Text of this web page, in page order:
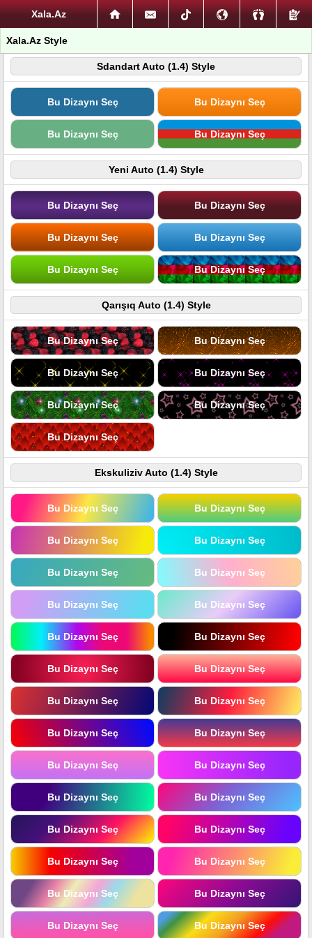
Xala.Az
Xala.Az Style
Sdandart Auto (1.4) Style
Bu Dizaynı Seç Bu Dizaynı Seç
Bu Dizaynı Seç Bu Dizaynı Seç
Yeni Auto (1.4) Style
Bu Dizaynı Seç Bu Dizaynı Seç
Bu Dizaynı Seç Bu Dizaynı Seç
Bu Dizaynı Seç Bu Dizaynı Seç
Qarışıq Auto (1.4) Style
Bu Dizaynı Seç Bu Dizaynı Seç
Bu Dizaynı Seç Bu Dizaynı Seç
Bu Dizaynı Seç Bu Dizaynı Seç
Bu Dizaynı Seç
Ekskuliziv Auto (1.4) Style
Bu Dizaynı Seç Bu Dizaynı Seç
Bu Dizaynı Seç Bu Dizaynı Seç
Bu Dizaynı Seç Bu Dizaynı Seç
Bu Dizaynı Seç Bu Dizaynı Seç
Bu Dizaynı Seç Bu Dizaynı Seç
Bu Dizaynı Seç Bu Dizaynı Seç
Bu Dizaynı Seç Bu Dizaynı Seç
Bu Dizaynı Seç Bu Dizaynı Seç
Bu Dizaynı Seç Bu Dizaynı Seç
Bu Dizaynı Seç Bu Dizaynı Seç
Bu Dizaynı Seç Bu Dizaynı Seç
Bu Dizaynı Seç Bu Dizaynı Seç
Bu Dizaynı Seç Bu Dizaynı Seç
Bu Dizaynı Seç Bu Dizaynı Seç